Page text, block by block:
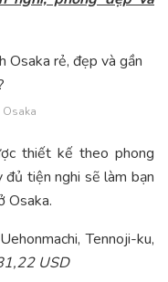
Osaka
thiết kế theo phong
đủ tiện nghi sẽ làm bạn
Osaka.
Tennoji-ku,
USD